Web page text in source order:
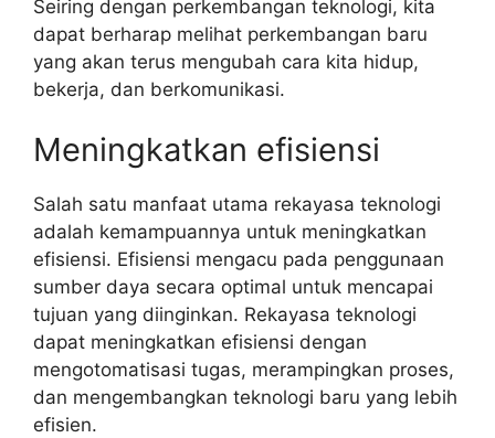
Seiring dengan perkembangan teknologi, kita
dapat berharap melihat perkembangan baru
yang akan terus mengubah cara kita hidup,
bekerja, dan berkomunikasi.
Meningkatkan efisiensi
Salah satu manfaat utama rekayasa teknologi
adalah kemampuannya untuk meningkatkan
efisiensi. Efisiensi mengacu pada penggunaan
sumber daya secara optimal untuk mencapai
tujuan yang diinginkan. Rekayasa teknologi
dapat meningkatkan efisiensi dengan
mengotomatisasi tugas, merampingkan proses,
dan mengembangkan teknologi baru yang lebih
efisien.